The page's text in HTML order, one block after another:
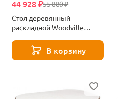
55 880 ₽
44 928 ₽
Стол деревянный
раскладной Woodville
618722
В корзину